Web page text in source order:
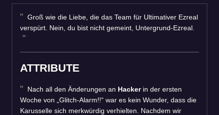
Groß wie die Liebe, die das Team für Ultimativer Ezreal
verspürt. Nein, du bist nicht gemeint, Untergrund-Ezreal.
ATTRIBUTE
Nach all den Änderungen an Hackerin der ersten
Woche von „Glitch-Alarm!!“ war es kein Wunder, dass die
Karusselle sich merkwürdig verhielten. Nachdem wir